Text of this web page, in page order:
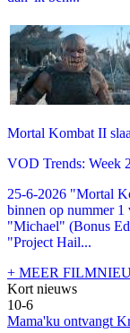
Mortal Kombat II
VOD Trends: Week
25-6-2026 "Mortal
binnen op nummer
"Michael" (Bonus
"Project Hail...
+ MEER
Kort nieuws
10-6
Mama'ku ontvangt